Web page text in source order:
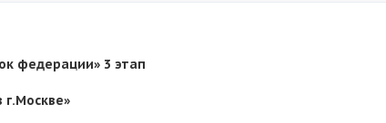
федерации» 3 этап
г.Москве»